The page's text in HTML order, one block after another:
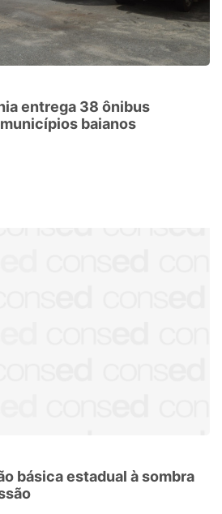
entrega 38 ônibus
baianos
básica estadual à sombra